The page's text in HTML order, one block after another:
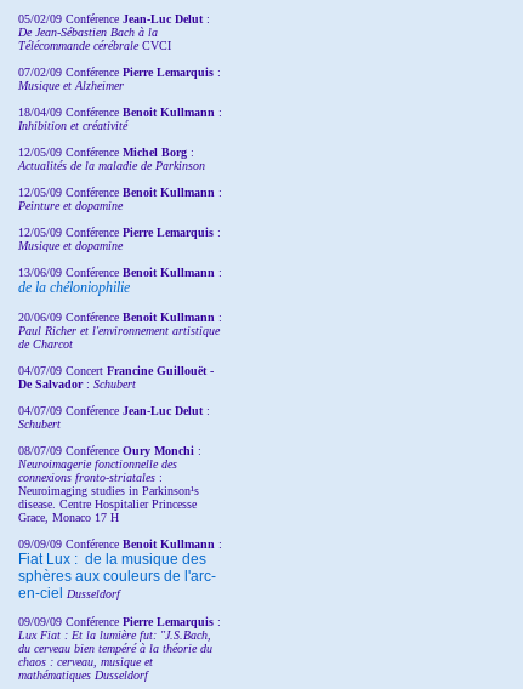
05/02/09 Conférence Jean-Luc Delut :
De Jean-Sébastien Bach à la
Télécommande cérébraleCVCI
07/02/09 Conférence Pierre Lemarquis :
Musique et Alzheimer
18/04/09 Conférence Benoit Kullmann :
Inhibition et créativité
12/05/09 Conférence Michel Borg :
Actualités de la maladie de Parkinson
12/05/09 Conférence Benoit Kullmann :
Peinture et dopamine
12/05/09 Conférence Pierre Lemarquis :
Musique et dopamine
13/06/09 Conférence Benoit Kullmann :
de la chéloniophilie
20/06/09 Conférence Benoit Kullmann :
Paul Richer et l'environnement artistique
de Charcot
04/07/09 Concert Francine Guillouët -
De Salvador : Schubert
04/07/09 Conférence Jean-Luc Delut :
Schubert
08/07/09 Conférence Oury Monchi :
Neuroimagerie fonctionnelle des
connexions fronto-striatales :
Neuroimaging studies in Parkinson¹s
disease. Centre Hospitalier Princesse
Grace, Monaco 17 H
09/09/09 Conférence Benoit Kullmann :
Fiat Lux : de la musique des
sphères aux couleurs de l'arc-
en-ciel
Dusseldorf
09/09/09 Conférence Pierre Lemarquis :
Lux Fiat : Et la lumière fut: "J.S.Bach,
du cerveau bien tempéré à la théorie du
chaos : cerveau, musique et
mathématiques Dusseldorf